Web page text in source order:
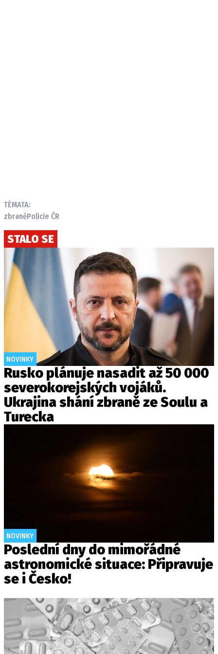
TÉMATA:
zbraněPolicie ČR
STALO SE
NOVINKY
Rusko plánuje nasadit až 50 000
severokorejských vojáků.
Ukrajina shání zbraně ze Soulu a
Turecka
NOVINKY
Poslední dny do mimořádné
astronomické situace: Připravuje
se i Česko!